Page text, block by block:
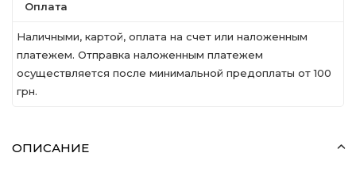
Оплата
Наличными, картой, оплата на счет или наложенным
платежем. Отправка наложенным платежем
осуществляется после минимальной предоплаты от 100
грн.
ОПИСАНИЕ